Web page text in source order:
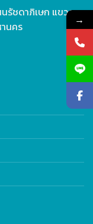
รัชดาภิเษก แขวง
นคร
→